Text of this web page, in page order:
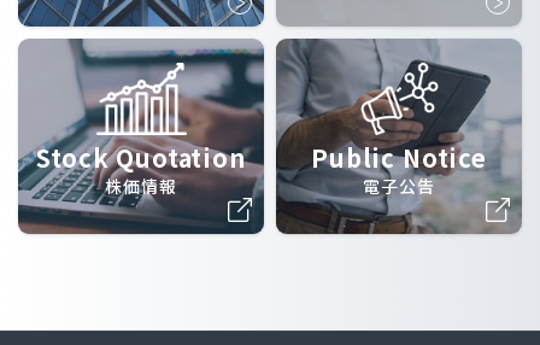
Stock Quotation
株価情報
Public Notice
電子公告